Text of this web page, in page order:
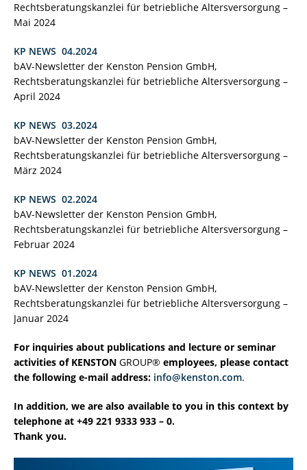
Rechtsberatungskanzlei für betriebliche Altersversorgung –
Mai 2024
KP NEWS 04.2024
bAV-Newsletter der Kenston Pension GmbH,
Rechtsberatungskanzlei für betriebliche Altersversorgung –
April 2024
KP NEWS 03.2024
bAV-Newsletter der Kenston Pension GmbH,
Rechtsberatungskanzlei für betriebliche Altersversorgung –
März 2024
KP NEWS 02.2024
bAV-Newsletter der Kenston Pension GmbH,
Rechtsberatungskanzlei für betriebliche Altersversorgung –
Februar 2024
KP NEWS 01.2024
bAV-Newsletter der Kenston Pension GmbH,
Rechtsberatungskanzlei für betriebliche Altersversorgung –
Januar 2024
For inquiries about publications and lecture or seminar
activities of KENSTON GROUP® employees, please contact
the following e-mail address: info@kenston.com.
In addition, we are also available to you in this context by
telephone at +49 221 9333 933 – 0.
Thank you.